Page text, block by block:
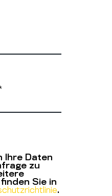
Ihre Daten
zu
Sie in
.